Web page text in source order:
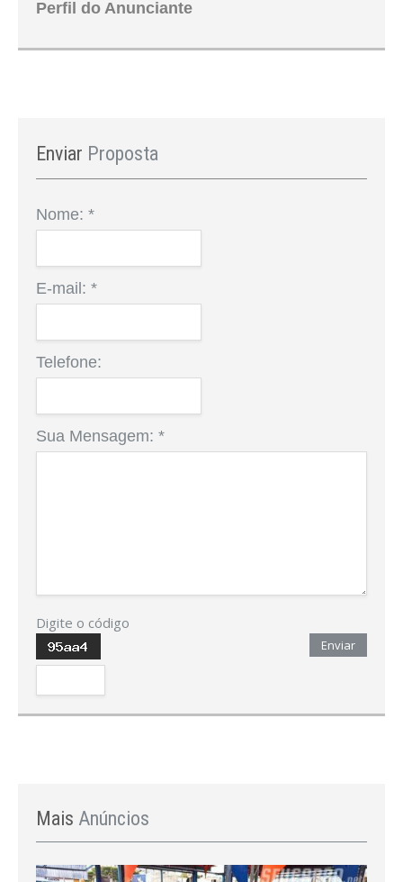
Perfil do Anunciante
Enviar Proposta
Nome: *
E-mail: *
Telefone:
Sua Mensagem: *
Digite o código
Enviar
Mais Anúncios